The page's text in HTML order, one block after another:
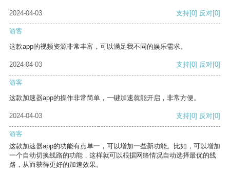
2024-04-03 支持[0] 反对[0]
游客
这款app的视频资源非常丰富，可以满足我不同的娱乐需求。
2024-04-03 支持[0] 反对[0]
游客
这款加速器app的操作非常简单，一键加速就能开启，非常方便。
2024-04-03 支持[0] 反对[0]
游客
这款加速器app的功能有点单一，可以增加一些新功能。比如，可以增加
一个自动切换线路的功能，这样就可以根据网络情况自动选择最优的线
路，从而获得更好的加速效果。